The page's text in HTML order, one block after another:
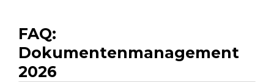
FAQ:
Dokumentenmanagement
2026